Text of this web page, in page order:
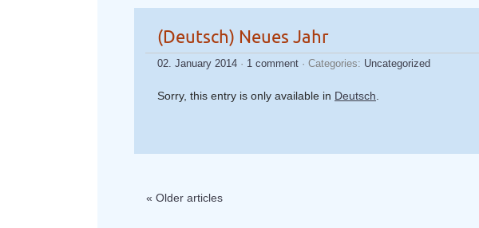
(Deutsch) Neues Jahr
02. January 2014 · 1 comment · Categories: Uncategorized
Sorry, this entry is only available in Deutsch
« Older articles